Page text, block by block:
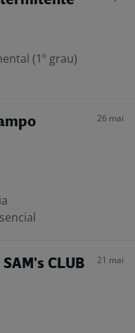
(1º grau)
26 mai
CLUB
21 mai